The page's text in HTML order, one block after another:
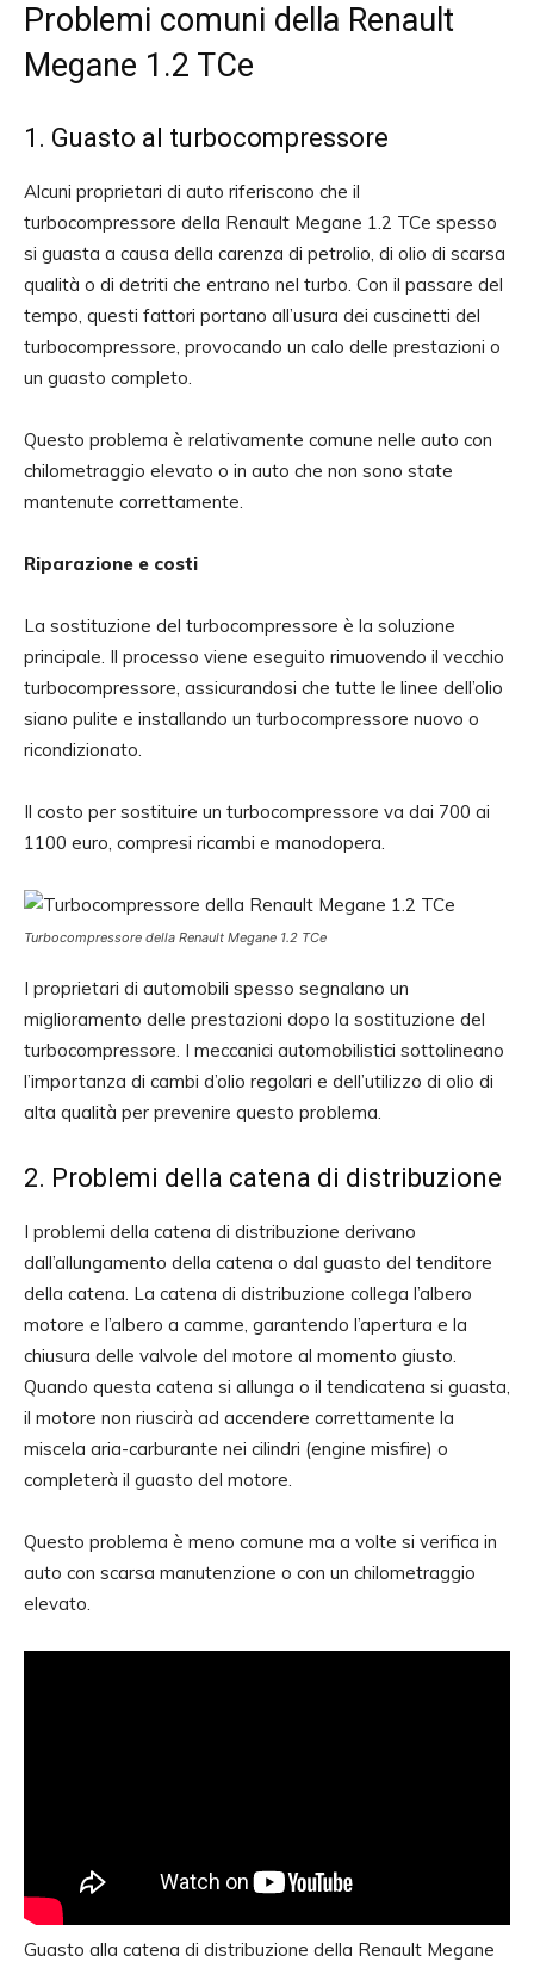
Problemi comuni della Renault
Megane 1.2 TCe
1. Guasto al turbocompressore
Alcuni proprietari di auto riferiscono che il
turbocompressore della Renault Megane 1.2 TCe spesso
si guasta a causa della carenza di petrolio, di olio di scarsa
qualità o di detriti che entrano nel turbo. Con il passare del
tempo, questi fattori portano all’usura dei cuscinetti del
turbocompressore, provocando un calo delle prestazioni o
un guasto completo.
Questo problema è relativamente comune nelle auto con
chilometraggio elevato o in auto che non sono state
mantenute correttamente.
Riparazione e costi
La sostituzione del turbocompressore è la soluzione
principale. Il processo viene eseguito rimuovendo il vecchio
turbocompressore, assicurandosi che tutte le linee dell’olio
siano pulite e installando un turbocompressore nuovo o
ricondizionato.
Il costo per sostituire un turbocompressore va dai 700 ai
1100 euro, compresi ricambi e manodopera.
Turbocompressore della Renault Megane 1.2 TCe
I proprietari di automobili spesso segnalano un
miglioramento delle prestazioni dopo la sostituzione del
turbocompressore. I meccanici automobilistici sottolineano
l’importanza di cambi d’olio regolari e dell’utilizzo di olio di
alta qualità per prevenire questo problema.
2. Problemi della catena di distribuzione
I problemi della catena di distribuzione derivano
dall’allungamento della catena o dal guasto del tenditore
della catena. La catena di distribuzione collega l’albero
motore e l’albero a camme, garantendo l’apertura e la
chiusura delle valvole del motore al momento giusto.
Quando questa catena si allunga o il tendicatena si guasta,
il motore non riuscirà ad accendere correttamente la
miscela aria-carburante nei cilindri (engine misfire) o
completerà il guasto del motore.
Questo problema è meno comune ma a volte si verifica in
auto con scarsa manutenzione o con un chilometraggio
elevato.
Guasto alla catena di distribuzione della Renault Megane